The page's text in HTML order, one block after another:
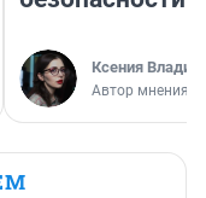
Ксения
Автор мнения